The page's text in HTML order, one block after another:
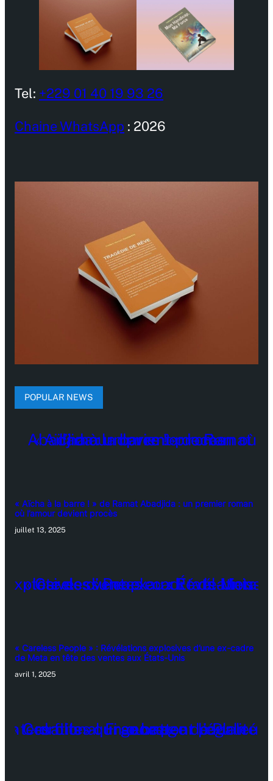
Tel: +229 01 40 19 93 26
Chaine WhatsApp : 2026
POPULAR NEWS
« Aïcha à la barre ! » de Ramat Abadjida : un premier roman
où l’amour devient procès
juillet 13, 2025
« Careless People » : Révélations explosives d’une ex-cadre
de Meta en tête des ventes aux États-Unis
avril 1, 2025